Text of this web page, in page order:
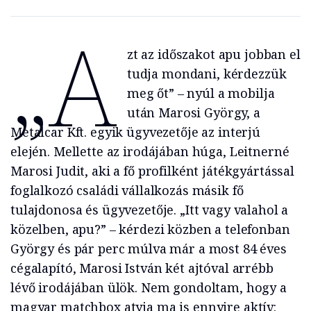
„A
zt az időszakot apu jobban el
tudja mondani, kérdezzük
meg őt” – nyúl a mobilja
után Marosi György, a
Metalcar Kft. egyik ügyvezetője az interjú
elején. Mellette az irodájában húga, Leitnerné
Marosi Judit, aki a fő profilként játékgyártással
foglalkozó családi vállalkozás másik fő
tulajdonosa és ügyvezetője. „Itt vagy valahol a
közelben, apu?” – kérdezi közben a telefonban
György és pár perc múlva már a most 84 éves
cégalapító, Marosi István két ajtóval arrébb
lévő irodájában ülök. Nem gondoltam, hogy a
magyar matchbox atyja ma is ennyire aktív: